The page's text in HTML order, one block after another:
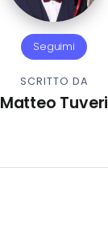
Seguimi
SCRITTO DA
Matteo Tuveri